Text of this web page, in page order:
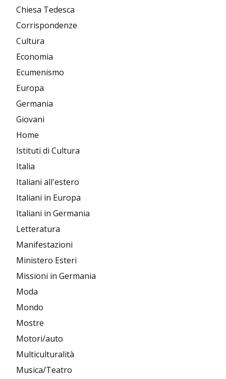
Chiesa Tedesca
Corrispondenze
Cultura
Economia
Ecumenismo
Europa
Germania
Giovani
Home
Istituti di Cultura
Italia
Italiani all'estero
Italiani in Europa
Italiani in Germania
Letteratura
Manifestazioni
Ministero Esteri
Missioni in Germania
Moda
Mondo
Mostre
Motori/auto
Multiculturalità
Musica/Teatro